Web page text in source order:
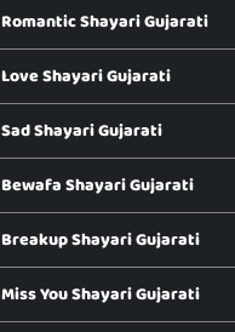
Romantic Shayari Gujarati
Love Shayari Gujarati
Sad Shayari Gujarati
Bewafa Shayari Gujarati
Breakup Shayari Gujarati
Miss You Shayari Gujarati